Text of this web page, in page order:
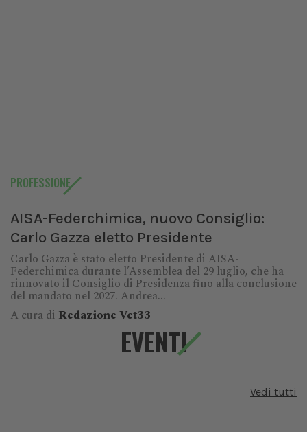
PROFESSIONE
AISA-Federchimica, nuovo Consiglio:
Carlo Gazza eletto Presidente
Carlo Gazza è stato eletto Presidente di AISA-
Federchimica durante l’Assemblea del 29 luglio, che ha
rinnovato il Consiglio di Presidenza fino alla conclusione
del mandato nel 2027. Andrea...
A cura di Redazione Vet33
EVENTI
Vedi tutti